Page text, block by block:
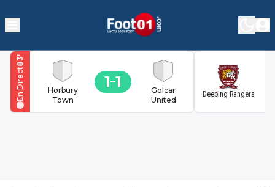
Horbury
Town
1 1
Golcar
United
83
'
En Direct Deeping Rangers